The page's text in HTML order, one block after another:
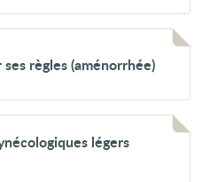
règles (aménorrhée)
légers